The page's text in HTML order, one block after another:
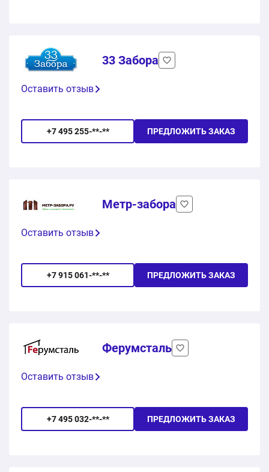
33 Забора
+7 495 255-**-** ПРЕДЛОЖИТЬ ЗАКАЗ
Оставить отзыв
Метр-забора
+7 915 061-**-** ПРЕДЛОЖИТЬ ЗАКАЗ
Оставить отзыв
Ферумсталь
+7 495 032-**-** ПРЕДЛОЖИТЬ ЗАКАЗ
Оставить отзыв